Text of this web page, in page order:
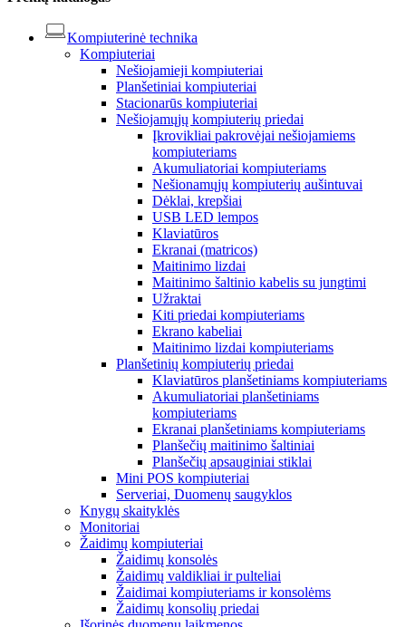
Kompiuterinė technika
Kompiuteriai
Nešiojamieji kompiuteriai
Planšetiniai kompiuteriai
Stacionarūs kompiuteriai
Nešiojamųjų kompiuterių priedai
Įkrovikliai pakrovėjai nešiojamiems
kompiuteriams
Akumuliatoriai kompiuteriams
Nešionamųjų kompiuterių aušintuvai
Dėklai, krepšiai
USB LED lempos
Klaviatūros
Ekranai (matricos)
Maitinimo lizdai
Maitinimo šaltinio kabelis su jungtimi
Užraktai
Kiti priedai kompiuteriams
Ekrano kabeliai
Maitinimo lizdai kompiuteriams
Planšetinių kompiuterių priedai
Klaviatūros planšetiniams kompiuteriams
Akumuliatoriai planšetiniams
kompiuteriams
Ekranai planšetiniams kompiuteriams
Planšečių maitinimo šaltiniai
Planšečių apsauginiai stiklai
Mini POS kompiuteriai
Serveriai, Duomenų saugyklos
Knygų skaityklės
Monitoriai
Žaidimų kompiuteriai
Žaidimų konsolės
Žaidimų valdikliai ir pulteliai
Žaidimai kompiuteriams ir konsolėms
Žaidimų konsolių priedai